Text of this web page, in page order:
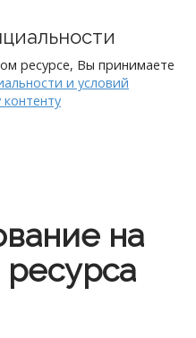
ресурсе, Вы принимаете
и условий
на
ресурса